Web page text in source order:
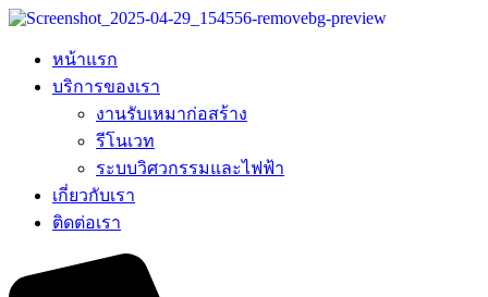
หน้าแรก
บริการของเรา
งานรับเหมาก่อสร้าง
รีโนเวท
ระบบวิศวกรรมและไฟฟ้า
เกี่ยวกับเรา
ติดต่อเรา